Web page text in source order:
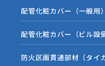
配管化粧カバー（一般用）
配管化粧カバー（ビル設
防火区画貫通部材（タイ